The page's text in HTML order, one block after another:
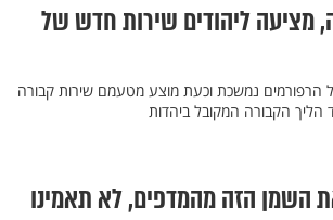
מציעה ליהודים שירות חדש של
נמשכת וכעת מוצע מטעמם שירות קבורה
הליך הקבורה המקובל ביהדות
השמן הזה מהמדפים, לא תאמינו